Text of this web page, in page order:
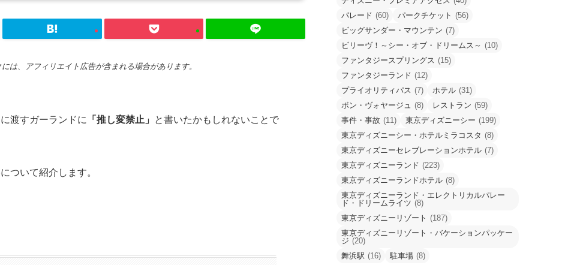
は、アフィリエイト広告が含まれる場合があります。
渡すガーランドに 「推し変禁止」
と書いたかもしれないことで
ついて紹介します。
パレード (60) パークチケット (56)
ビッグサンダー・マウンテン (7)
ビリーヴ！～シー・オブ・ドリームス～ (10)
ファンタジースプリングス (15)
ファンタジーランド (12)
プライオリティパス (7) ホテル (31)
ボン・ヴォヤージュ (8) レストラン (59)
事件・事故 (11) 東京ディズニーシー (199)
東京ディズニーシー・ホテルミラコスタ (8)
東京ディズニーセレブレーションホテル (7)
東京ディズニーランド (223)
東京ディズニーランドホテル (8)
東京ディズニーランド・エレクトリカルパレー
ド・ドリームライツ (8)
東京ディズニーリゾート (187)
東京ディズニーリゾート・バケーションパッケー
ジ (20)
舞浜駅 (16) 駐車場 (8)